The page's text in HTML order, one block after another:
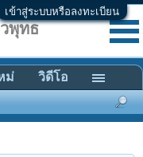
เข้าสู่ระบบหรือลงทะเบียน
พุทธ
ม่ วิดีโอ